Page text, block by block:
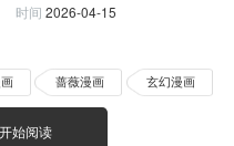
时间 2026-04-15
蔷薇漫画 玄幻漫画
开始阅读